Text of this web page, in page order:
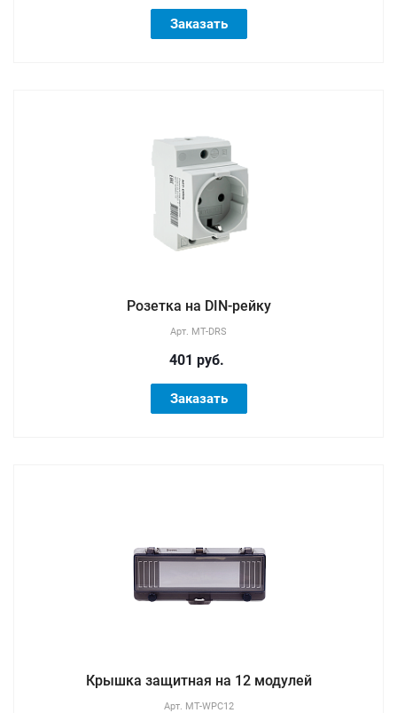
Заказать
Розетка на DIN-рейку
Арт. MT-DRS
401 руб.
Заказать
Крышка защитная на 12 модулей
Арт. MT-WPC12